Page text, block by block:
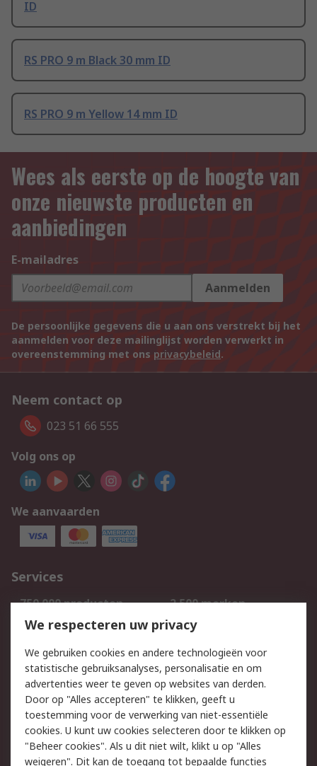
ID
RS PRO 9 m Black 30 mm ID
RS PRO 9 m Yellow 14 mm ID
Wees als eerste op de hoogte van
onze nieuwste producten en
aanbiedingen
E-mailadres
Aanmelden
De persoonlijke gegevens die u aan ons verstrekt bij het
aanmelden voor deze mailinglijst worden verwerkt in
overeenstemming met ons privacybeleid.
Neem contact op
023 51 66 555
Volg ons op
We aanvaarden
Services
750.000 producten
2.500 merken
Bestellen
Inkoopoplossingen
Track & Trace
Wettelijk
Cookiebeleid
Email veiligheid
Privacybeleid
Websitevoorwaarden
We respecteren uw privacy
We gebruiken cookies en andere technologieën voor
statistische gebruiksanalyses, personalisatie en om
advertenties weer te geven op websites van derden.
Door op "Alles accepteren" te klikken, geeft u
toestemming voor de verwerking van niet-essentiële
cookies. U kunt uw cookies selecteren door te klikken op
"Beheer cookies". Als u dit niet wilt, klikt u op "Alles
weigeren". Dit kan de toegang tot bepaalde functies